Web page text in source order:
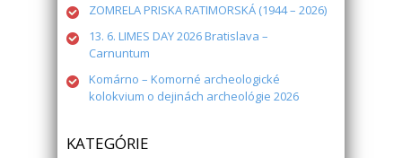
ZOMRELA PRISKA RATIMORSKÁ (1944 – 2026)
13. 6. LIMES DAY 2026 Bratislava –
Carnuntum
Komárno – Komorné archeologické
kolokvium o dejinách archeológie 2026
KATEGÓRIE